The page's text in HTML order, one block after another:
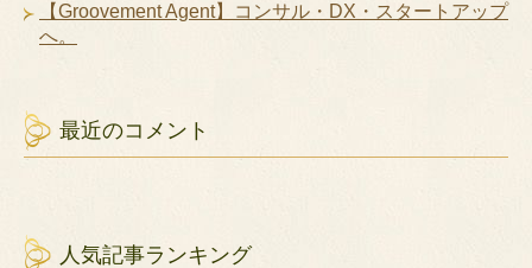
【Groovement Agent】コンサル・DX・スタートアップ
へ。
最近のコメント
人気記事ランキング